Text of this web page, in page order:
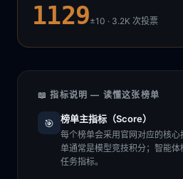
1129±10 · 3.2K次投票
📖 指标说明 — 读懂这张榜单
🎯 榜单主指标（Score）
每个榜单会采用官网对应的核
单通常是模型竞技积分；智能
任务指标。